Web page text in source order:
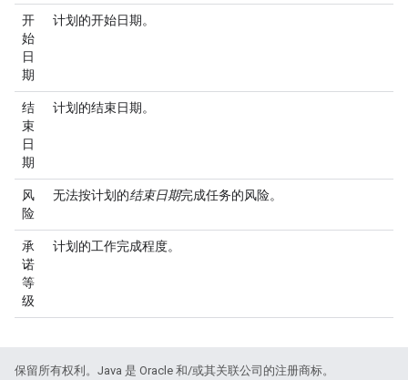
开
始
日
期
计划的开始日期。
结
束
日
期
计划的结束日期。
风
险
无法按计划的结束日期完成任务的风险。
承
诺
等
级
计划的工作完成程度。
保留所有权利。Java 是 Oracle 和/或其关联公司的注册商标。